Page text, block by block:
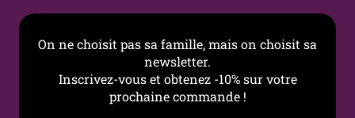
On ne choisit pas sa famille, mais on choisit sa
newsletter.
Inscrivez-vous et obtenez -10% sur votre
prochaine commande !